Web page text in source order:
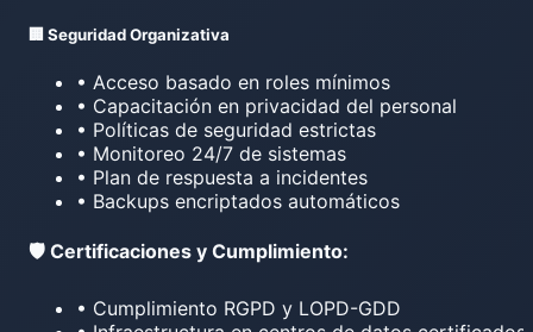
🏢 Seguridad Organizativa
• Acceso basado en roles mínimos
• Capacitación en privacidad del personal
• Políticas de seguridad estrictas
• Monitoreo 24/7 de sistemas
• Plan de respuesta a incidentes
• Backups encriptados automáticos
🛡️ Certificaciones y Cumplimiento:
• Cumplimiento RGPD y LOPD-GDD